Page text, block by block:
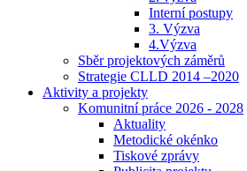
Interní postupy
3. Výzva
4.Výzva
Sběr projektových záměrů
Strategie CLLD 2014 –2020
Aktivity a projekty
Komunitní práce 2026 - 2028
Aktuality
Metodické okénko
Tiskové zprávy